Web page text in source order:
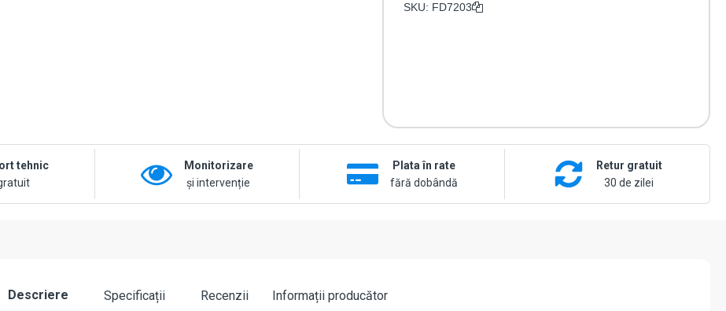
SKU: FD7203
tehnic
Monitorizare
și intervenție
Plata în rate
fără dobândă
Retur gratuit
30 de zilei
Descriere Specificații Recenzii Informații producător